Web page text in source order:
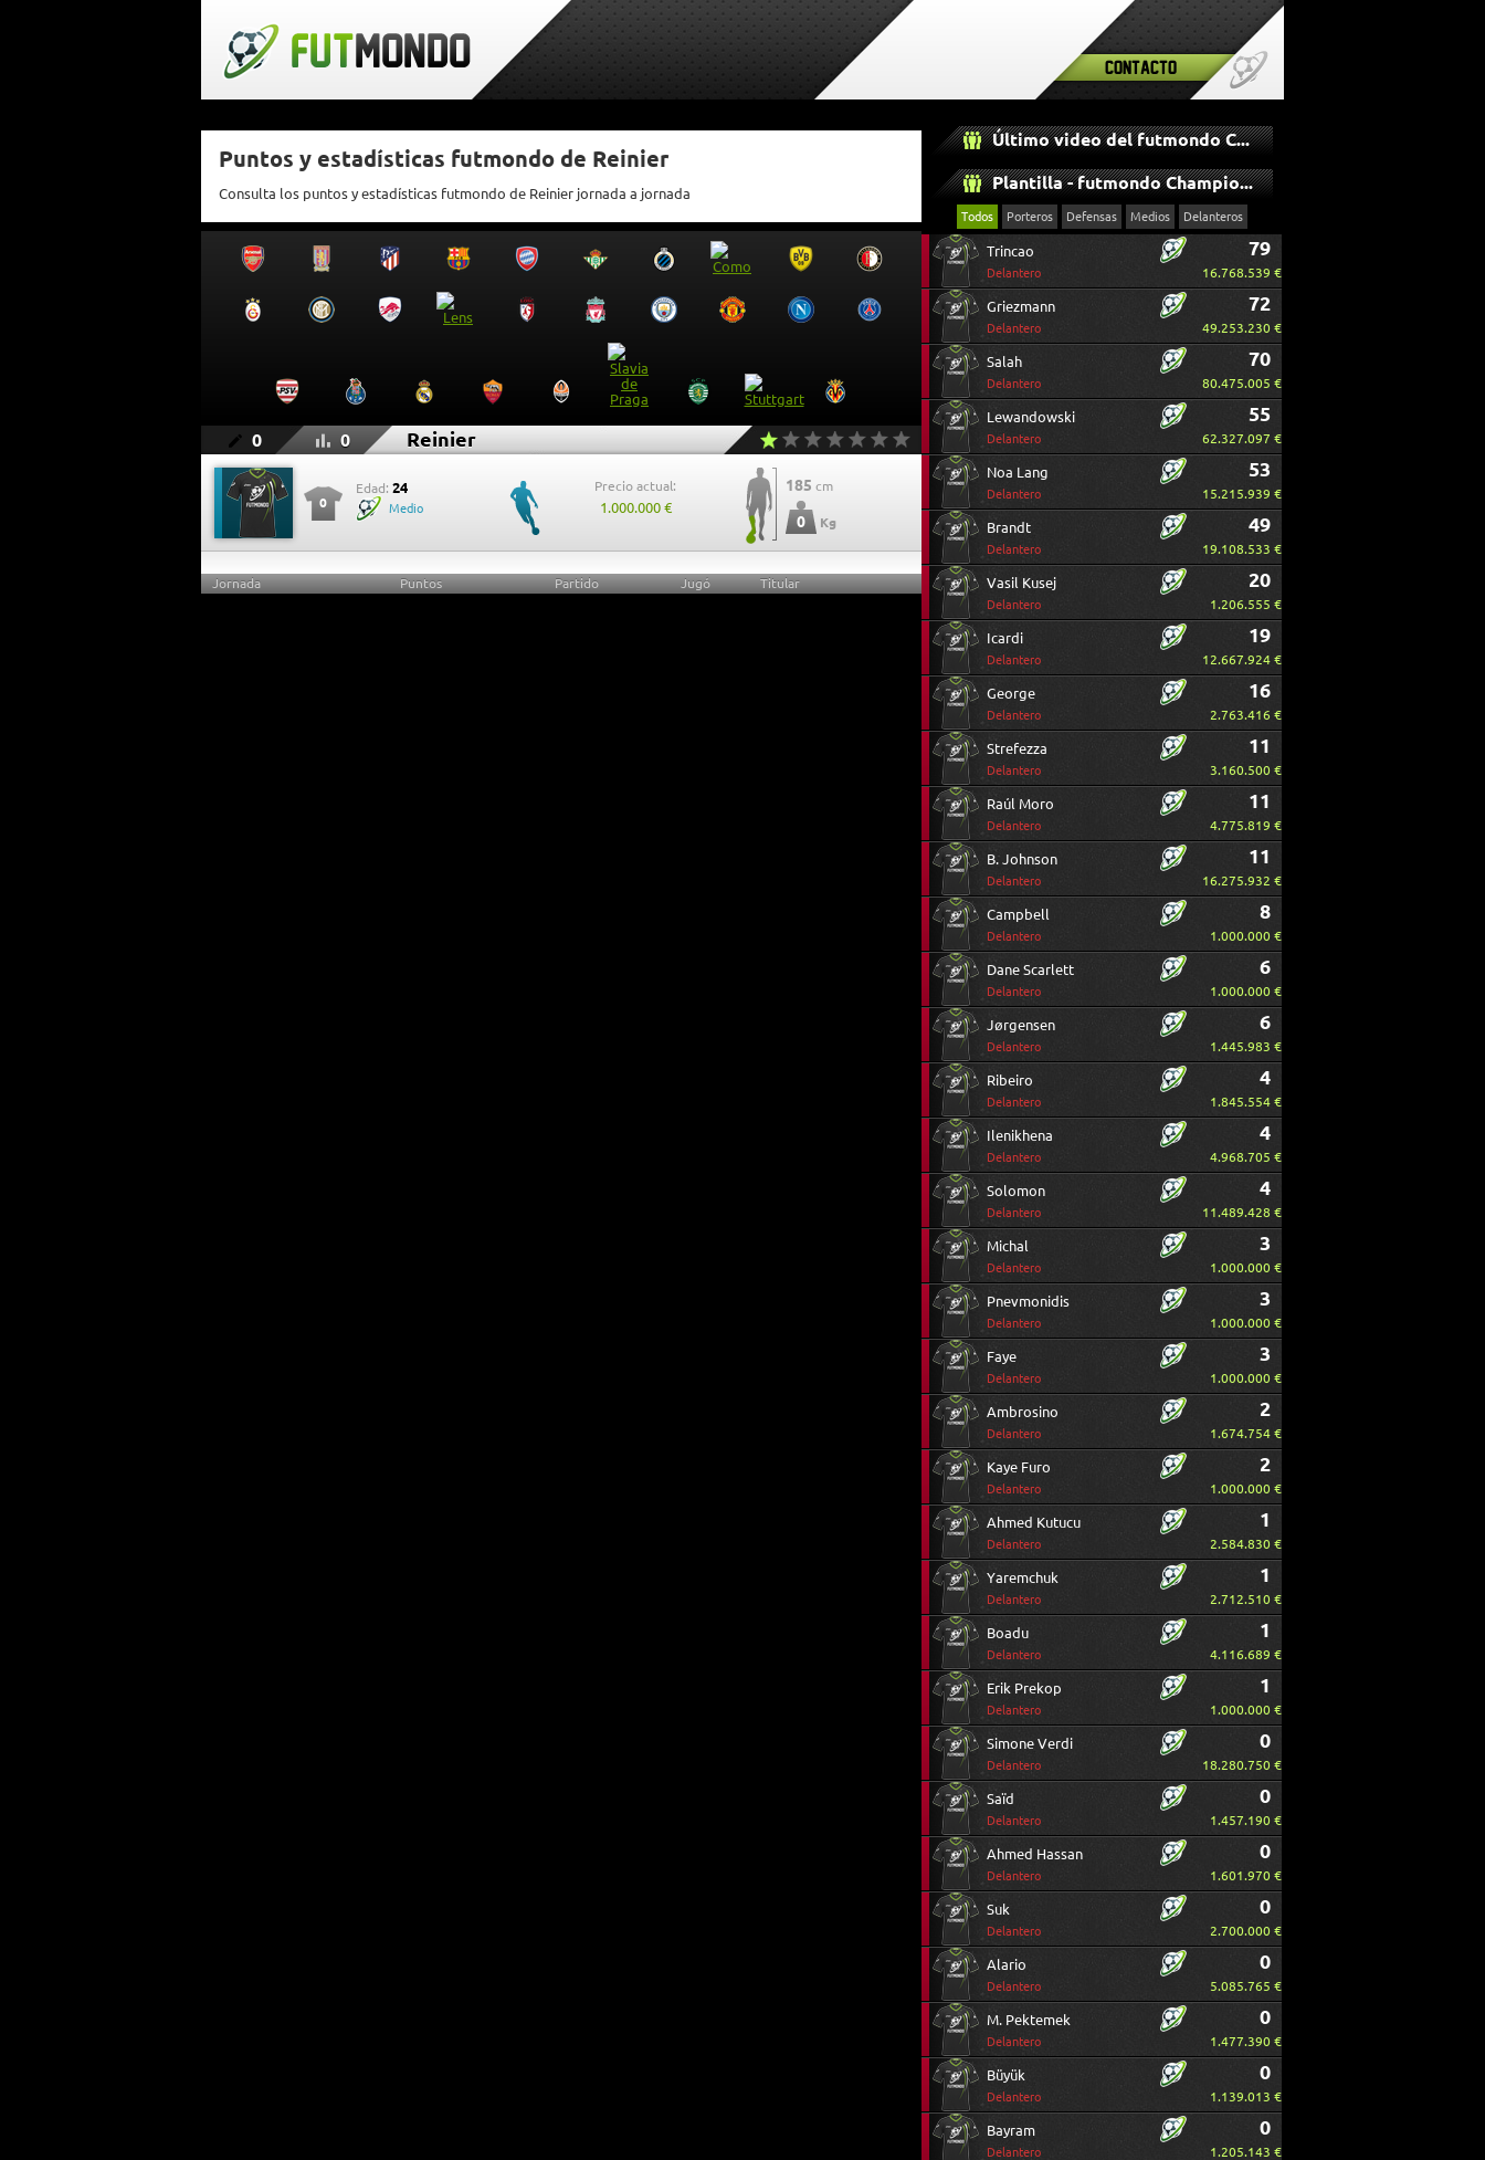
Contacto
Puntos y estadísticas futmondo de Reinier
Consulta los puntos y estadísticas futmondo de Reinier jornada a jornada
0 0 Reinier
0
Edad: 24
Medio
Precio actual:
1.000.000 €
185 cm
0 Kg
Jornada Puntos Partido Jugó Titular
Último video del futmondo Champions
Plantilla - futmondo Champions
Todos Porteros Defensas Medios Delanteros
Trincao
Delantero
79
16.768.539 €
Griezmann
Delantero
72
49.253.230 €
Salah
Delantero
70
80.475.005 €
Lewandowski
Delantero
55
62.327.097 €
Noa Lang
Delantero
53
15.215.939 €
Brandt
Delantero
49
19.108.533 €
Vasil Kusej
Delantero
20
1.206.555 €
Icardi
Delantero
19
12.667.924 €
George
Delantero
16
2.763.416 €
Strefezza
Delantero
11
3.160.500 €
Raúl Moro
Delantero
11
4.775.819 €
B. Johnson
Delantero
11
16.275.932 €
Campbell
Delantero
8
1.000.000 €
Dane Scarlett
Delantero
6
1.000.000 €
Jørgensen
Delantero
6
1.445.983 €
Ribeiro
Delantero
4
1.845.554 €
Ilenikhena
Delantero
4
4.968.705 €
Solomon
Delantero
4
11.489.428 €
Michal
Delantero
3
1.000.000 €
Pnevmonidis
Delantero
3
1.000.000 €
Faye
Delantero
3
1.000.000 €
Ambrosino
Delantero
2
1.674.754 €
Kaye Furo
Delantero
2
1.000.000 €
Ahmed Kutucu
Delantero
1
2.584.830 €
Yaremchuk
Delantero
1
2.712.510 €
Boadu
Delantero
1
4.116.689 €
Erik Prekop
Delantero
1
1.000.000 €
Simone Verdi
Delantero
0
18.280.750 €
Saïd
Delantero
0
1.457.190 €
Ahmed Hassan
Delantero
0
1.601.970 €
Suk
Delantero
0
2.700.000 €
Alario
Delantero
0
5.085.765 €
M. Pektemek
Delantero
0
1.477.390 €
Büyük
Delantero
0
1.139.013 €
Bayram
Delantero
0
1.205.143 €